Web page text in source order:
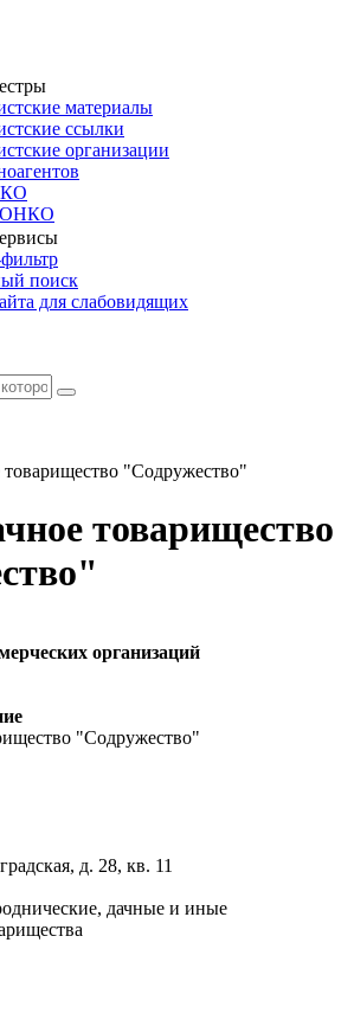
материалы
ссылки
организации
поиск
для слабовидящих
товарищество "Содружество"
товарищество
организаций
"Содружество"
д. 28, кв. 11
дачные и иные